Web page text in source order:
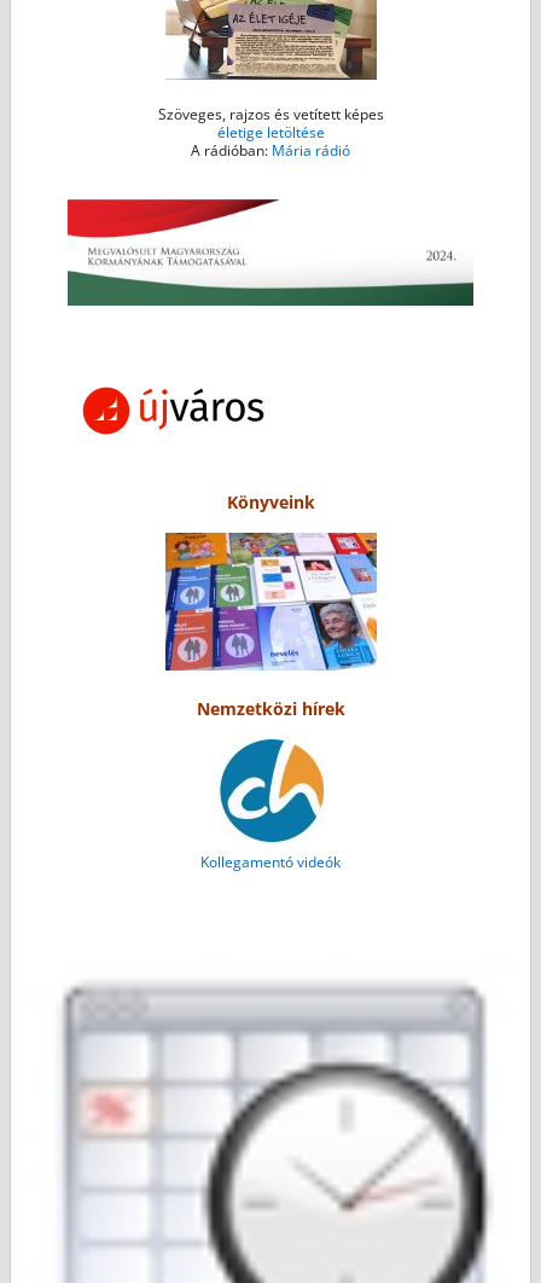
Szöveges, rajzos és vetített képes
életige letöltése
A rádióban: Mária rádió
Könyveink
Nemzetközi hírek
Kollegamentó videók